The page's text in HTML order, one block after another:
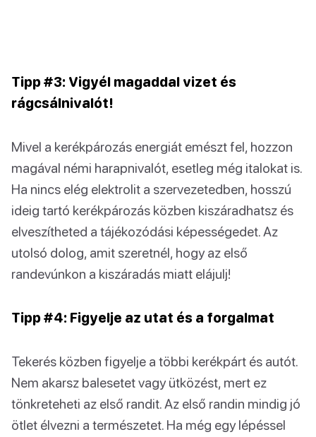
Tipp #3: Vigyél magaddal vizet és
rágcsálnivalót!
Mivel a kerékpározás energiát emészt fel, hozzon
magával némi harapnivalót, esetleg még italokat is.
Ha nincs elég elektrolit a szervezetedben, hosszú
ideig tartó kerékpározás közben kiszáradhatsz és
elveszítheted a tájékozódási képességedet. Az
utolsó dolog, amit szeretnél, hogy az első
randevúnkon a kiszáradás miatt elájulj!
Tipp #4: Figyelje az utat és a forgalmat
Tekerés közben figyelje a többi kerékpárt és autót.
Nem akarsz balesetet vagy ütközést, mert ez
tönkreteheti az első randit. Az első randin mindig jó
ötlet élvezni a természetet. Ha még egy lépéssel